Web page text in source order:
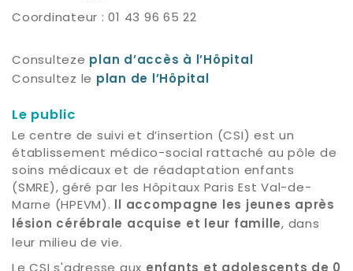
Coordinateur : 01 43 96 65 22
Consulteze plan d’accès à l’Hôpital
Consultez le plan de l’Hôpital
Le public
Le centre de suivi et d’insertion (CSI) est un
établissement médico-social rattaché au pôle de
soins médicaux et de réadaptation enfants
(SMRE), géré par les Hôpitaux Paris Est Val-de-
Marne (HPEVM). ll accompagne les jeunes après
lésion cérébrale acquise et leur famille, dans
leur milieu de vie.
Le CSI s'adresse aux